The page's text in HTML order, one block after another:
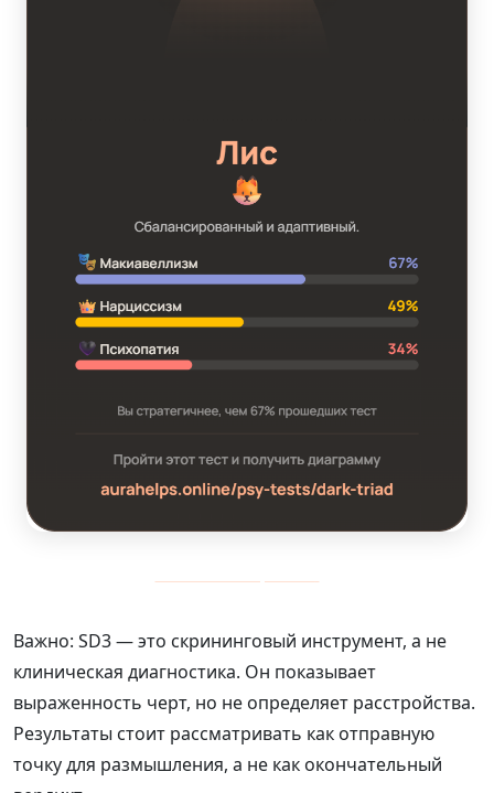
Важно: SD3 — это скрининговый инструмент, а не
клиническая диагностика. Он показывает
выраженность черт, но не определяет расстройства.
Результаты стоит рассматривать как отправную
точку для размышления, а не как окончательный